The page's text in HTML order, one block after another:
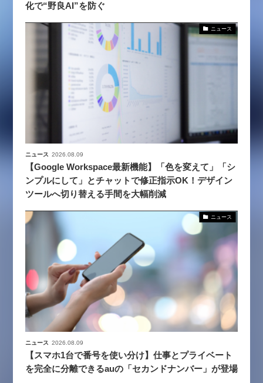
化で“野良AI”を防ぐ
ニュース
ニュース 2026.08.09
【Google Workspace最新機能】「色を変えて」「シ
ンプルにして」とチャットで修正指示OK！デザイン
ツールへ切り替える手間を大幅削減
ニュース
ニュース 2026.08.09
【スマホ1台で番号を使い分け】仕事とプライベート
を完全に分離できるauの「セカンドナンバー」が登場